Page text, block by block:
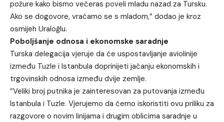
požure kako bismo večeras poveli mladu nazad za Tursku.
Ako se dogovore, vraćamo se s mladom,” dodao je kroz
osmijeh Uraloğlu.
Poboljšanje odnosa i ekonomske saradnje
Turska delegacija vjeruje da će uspostavljanje aviolinije
između Tuzle i Istanbula doprinijeti jačanju ekonomskih i
trgovinskih odnosa između dvije zemlje.
“Veliki broj putnika je zainteresovan za putovanja između
Istanbula i Tuzle. Vjerujemo da ćemo iskoristiti ovu priliku za
razgovore o novim linijama i drugim oblicima saradnje u